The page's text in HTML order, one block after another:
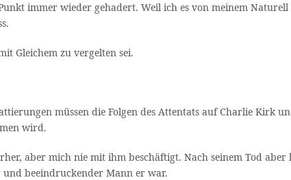
immer wieder gehadert. Weil ich es von meinem
Gleichem zu vergelten sei.
müssen die Folgen des Attentats auf Charlie Kirk
wird.
aber mich nie mit ihm beschäftigt. Nach seinem Tod
beeindruckender Mann er war.